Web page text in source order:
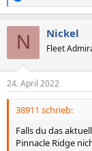
e
e
n
N Nickel
Fleet
24. April 2022
38911 schrieb:
Falls du das
Pinnacle Ridge